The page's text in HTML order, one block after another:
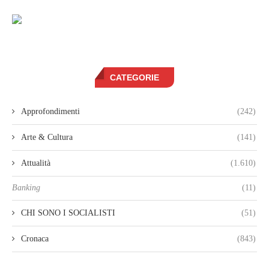
CATEGORIE
Approfondimenti (242)
Arte & Cultura (141)
Attualità (1.610)
Banking (11)
CHI SONO I SOCIALISTI (51)
Cronaca (843)